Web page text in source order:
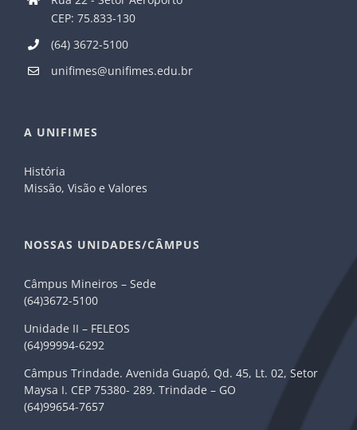
CEP: 75.833-130
(64) 3672-5100
unifimes@unifimes.edu.br
A UNIFIMES
História
Missão, Visão e Valores
NOSSAS UNIDADES/CÂMPUS
Câmpus Mineiros – Sede
(64)3672-5100
Unidade II – FELEOS
(64)99994-6292
Câmpus Trindade. Avenida Guapó, Qd. 45, Lt. 02, Setor
Maysa I. CEP 75380- 289. Trindade – GO
(64)99654-7657